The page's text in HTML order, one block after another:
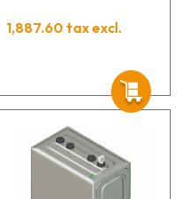
eléctrica
1,887.60 tax excl.